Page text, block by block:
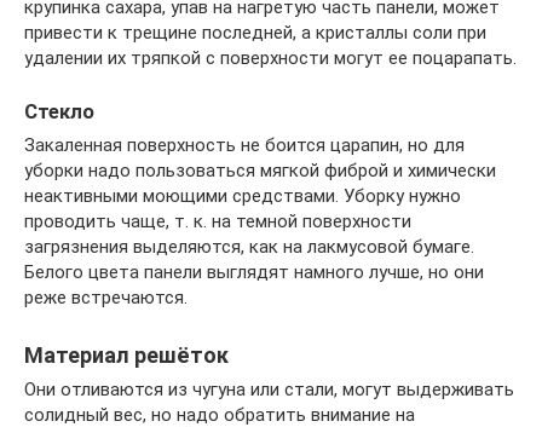
крупинка сахара, упав на нагретую часть панели, может
привести к трещине последней, а кристаллы соли при
удалении их тряпкой с поверхности могут ее поцарапать.
Стекло
Закаленная поверхность не боится царапин, но для
уборки надо пользоваться мягкой фиброй и химически
неактивными моющими средствами. Уборку нужно
проводить чаще, т. к. на темной поверхности
загрязнения выделяются, как на лакмусовой бумаге.
Белого цвета панели выглядят намного лучше, но они
реже встречаются.
Материал решёток
Они отливаются из чугуна или стали, могут выдерживать
солидный вес, но надо обратить внимание на